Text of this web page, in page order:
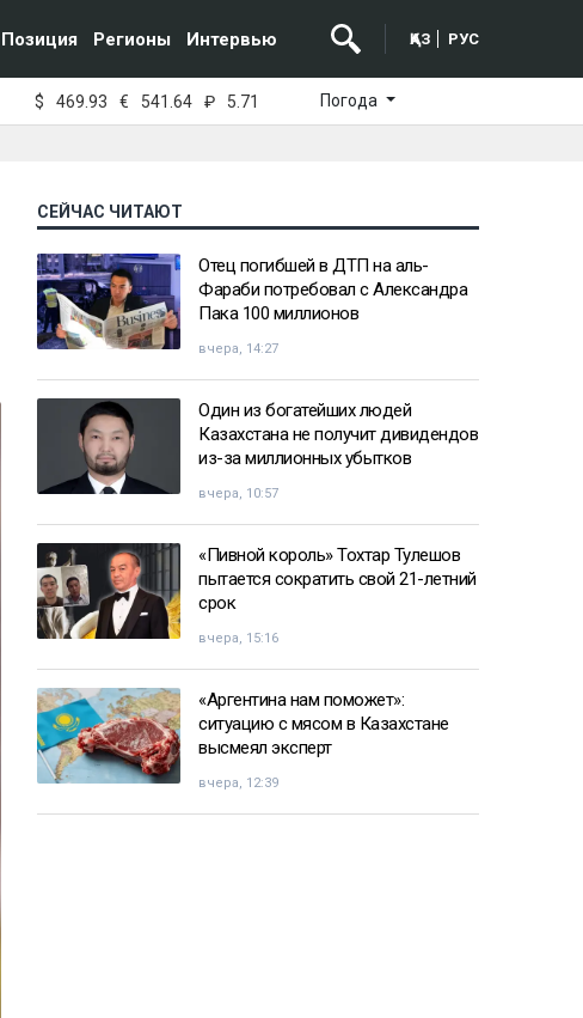
Позиция Регионы Интервью ҚАЗ РУС
$ 469.93 € 541.64 ₽ 5.71 Погода
СЕЙЧАС ЧИТАЮТ
Отец погибшей в ДТП на аль-
Фараби потребовал с Александра
Пака 100 миллионов
вчера, 14:27
Один из богатейших людей
Казахстана не получит дивидендов
из-за миллионных убытков
вчера, 10:57
«Пивной король» Тохтар Тулешов
пытается сократить свой 21-летний
срок
вчера, 15:16
«Аргентина нам поможет»:
ситуацию с мясом в Казахстане
высмеял эксперт
вчера, 12:39